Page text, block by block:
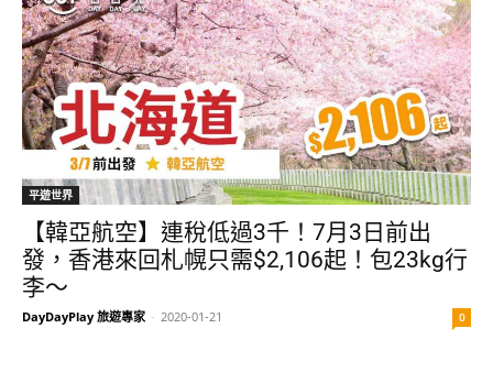
平遊世界
【韓亞航空】連稅低過3千！7月3日前出
發，香港來回札幌只需$2,106起！包23kg行
李～
DayDayPlay 旅遊專家 - 2020-01-21 0